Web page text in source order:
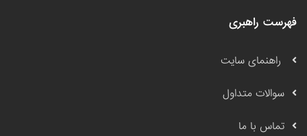
فهرست راهبری
راهنمای سایت
سوالات متداول
تماس با ما